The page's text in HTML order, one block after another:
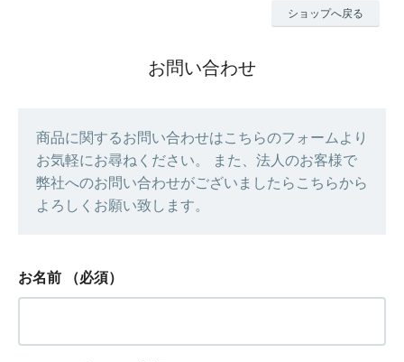
ショップへ戻る
お問い合わせ
商品に関するお問い合わせはこちらのフォームより
お気軽にお尋ねください。 また、法人のお客様で
弊社へのお問い合わせがございましたらこちらから
よろしくお願い致します。
お名前 （必須）